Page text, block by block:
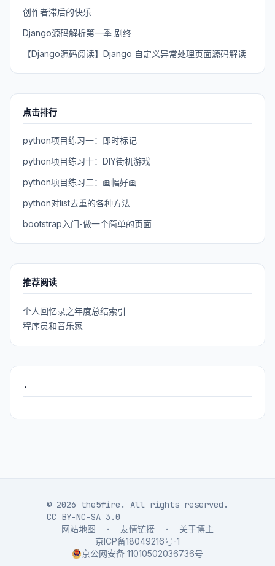
创作者滞后的快乐
Django源码解析第一季 剧终
【Django源码阅读】Django 自定义异常处理页面源码解读
点击排行
python项目练习一：即时标记
python项目练习十：DIY街机游戏
python项目练习二：画幅好画
python对list去重的各种方法
bootstrap入门-做一个简单的页面
推荐阅读
个人回忆录之年度总结索引
程序员和音乐家
.
© 2026 the5fire. All rights reserved.
CC BY-NC-SA 3.0
网站地图 · 友情链接 · 关于博主
京ICP备18049216号-1
京公网安备 11010502036736号